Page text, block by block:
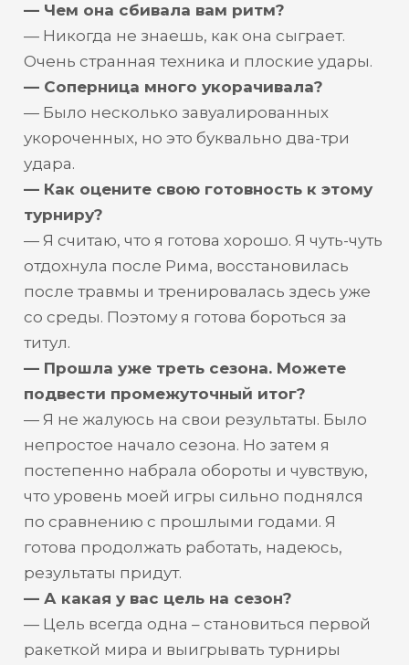
— Чем она сбивала вам ритм?
— Никогда не знаешь, как она сыграет.
Очень странная техника и плоские удары.
— Соперница много укорачивала?
— Было несколько завуалированных
укороченных, но это буквально два-три
удара.
— Как оцените свою готовность к этому
турниру?
— Я считаю, что я готова хорошо. Я чуть-чуть
отдохнула после Рима, восстановилась
после травмы и тренировалась здесь уже
со среды. Поэтому я готова бороться за
титул.
— Прошла уже треть сезона. Можете
подвести промежуточный итог?
— Я не жалуюсь на свои результаты. Было
непростое начало сезона. Но затем я
постепенно набрала обороты и чувствую,
что уровень моей игры сильно поднялся
по сравнению с прошлыми годами. Я
готова продолжать работать, надеюсь,
результаты придут.
— А какая у вас цель на сезон?
— Цель всегда одна – становиться первой
ракеткой мира и выигрывать турниры